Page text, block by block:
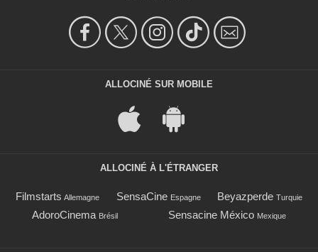
ALLOCINÉ SUR MOBILE
ALLOCINÉ À L'ÉTRANGER
Filmstarts Allemagne SensaCine Espagne Beyazperde Turquie
AdoroCinema Brésil Sensacine México Mexique